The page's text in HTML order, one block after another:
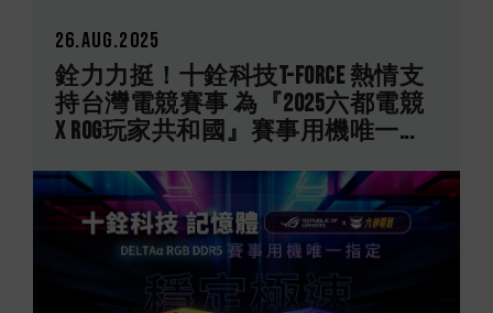
26.Aug.2025
銓力力挺！十銓科技T-FORCE 熱情支
持台灣電競賽事 為『2025六都電競
X ROG玩家共和國』賽事用機唯一...